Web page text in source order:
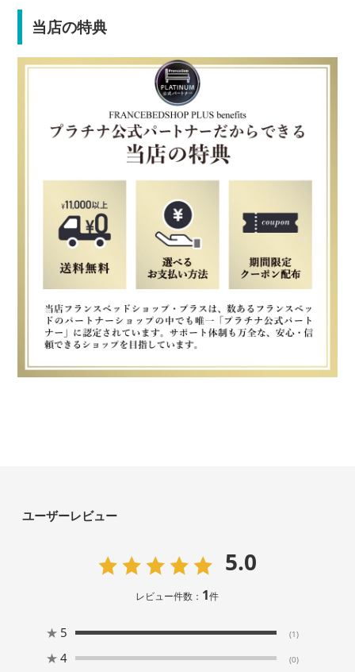
当店の特典
ユーザーレビュー
5.0
レビュー件数： 1件
★ 5 (1)
★ 4 (0)